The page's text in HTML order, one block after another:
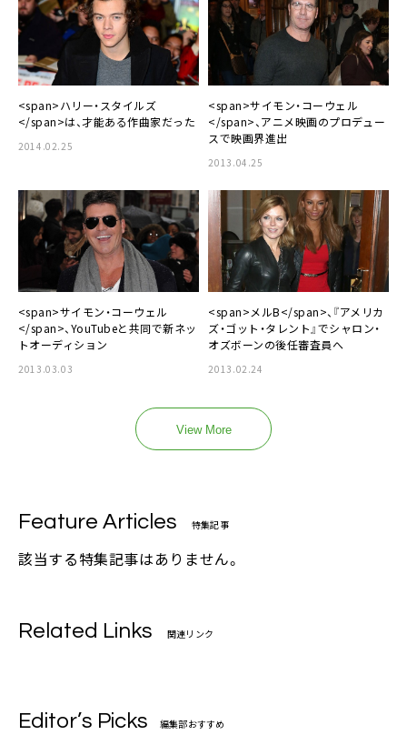
<span>ハリー・スタイルズ
</span>は、才能ある作曲家だった
2014.02.25
<span>サイモン・コーウェル
</span>、アニメ映画のプロデュー
スで映画界進出
2013.04.25
<span>サイモン・コーウェル
</span>、YouTubeと共同で新ネッ
トオーディション
2013.03.03
<span>メルB</span>、『アメリカ
ズ・ゴット・タレント』でシャロン・
オズボーンの後任審査員へ
2013.02.24
View More
Feature Articles 特集記事
該当する特集記事はありません。
Related Links 関連リンク
Editor’s Picks 編集部おすすめ